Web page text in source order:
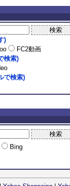
)
FC2動画
検索)
で検索)
Bing